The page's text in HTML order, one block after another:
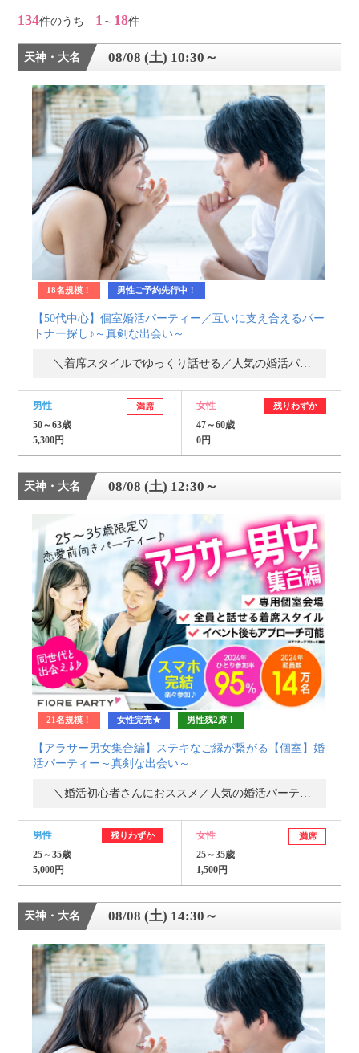
PR
約1,300店の中から
おすすめの優良結婚相談所をご紹介
個人情報保護のため
プライバシーマークを取得しております
134件のうち 1 ～ 18件
天神・大名 08/08 (土) 10:30～
18名規模！ 男性ご予約先行中！
【50代中心】個室婚活パーティー／互いに支え合えるパー
トナー探し♪～真剣な出会い～
＼着席スタイルでゆっくり話せる／人気の婚活パーティー・街コン
男性 満席
50～63歳
5,300円
女性 残りわずか
47～60歳
0円
天神・大名 08/08 (土) 12:30～
21名規模！ 女性完売★ 男性残2席！
【アラサー男女集合編】ステキなご縁が繋がる【個室】婚
活パーティー～真剣な出会い～
男性 残りわずか
25～35歳
5,000円
女性 満席
25～35歳
1,500円
天神・大名 08/08 (土) 14:30～